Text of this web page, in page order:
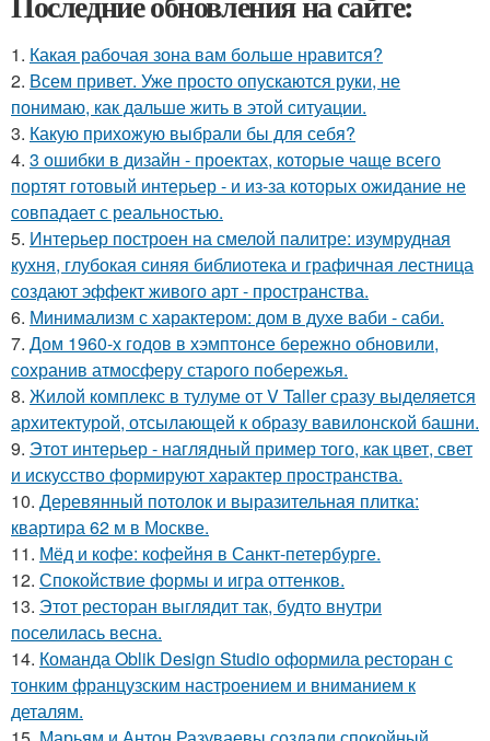
1. Какая рабочая зона вам больше нравится?
2. Всем привет. Уже просто опускаются руки, не
понимаю, как дальше жить в этой ситуации.
3. Какую прихожую выбрали бы для себя?
4. 3 ошибки в дизайн - проектах, которые чаще всего
портят готовый интерьер - и из-за которых ожидание не
совпадает с реальностью.
5. Интерьер построен на смелой палитре: изумрудная
кухня, глубокая синяя библиотека и графичная лестница
создают эффект живого арт - пространства.
6. Минимализм с характером: дом в духе ваби - саби.
7. Дом 1960-х годов в хэмптонсе бережно обновили,
сохранив атмосферу старого побережья.
8. Жилой комплекс в тулуме от V Taller сразу выделяется
архитектурой, отсылающей к образу вавилонской башни.
9. Этот интерьер - наглядный пример того, как цвет, свет
и искусство формируют характер пространства.
10. Деревянный потолок и выразительная плитка:
квартира 62 м в Москве.
11. Мёд и кофе: кофейня в Санкт-петербурге.
12. Спокойствие формы и игра оттенков.
13. Этот ресторан выглядит так, будто внутри
поселилась весна.
14. Команда Oblik Design Studio оформила ресторан с
тонким французским настроением и вниманием к
деталям.